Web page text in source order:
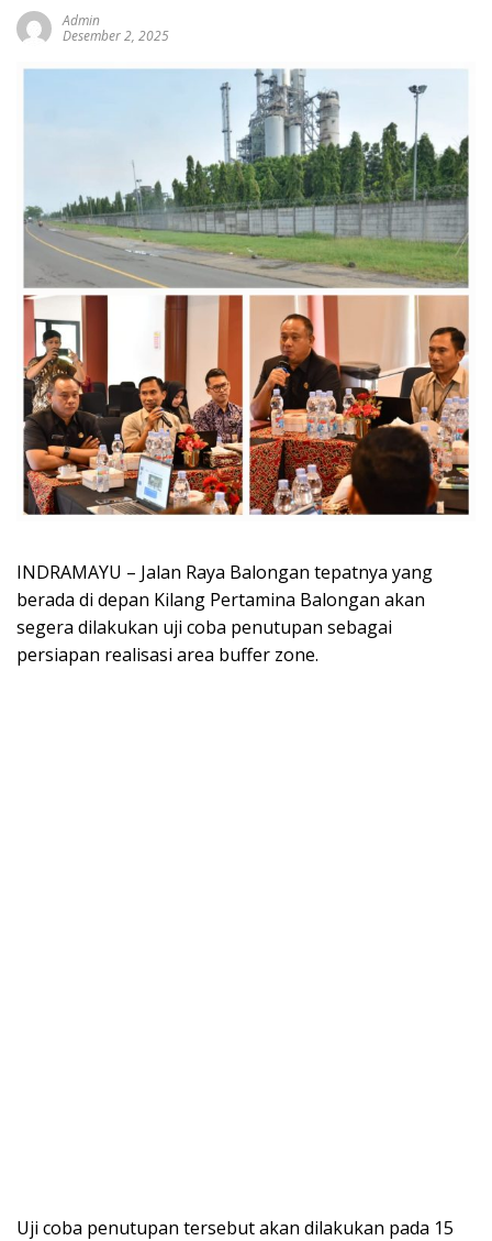
Admin
Desember 2, 2025
INDRAMAYU – Jalan Raya Balongan tepatnya yang
berada di depan Kilang Pertamina Balongan akan
segera dilakukan uji coba penutupan sebagai
persiapan realisasi area buffer zone.
Uji coba penutupan tersebut akan dilakukan pada 15